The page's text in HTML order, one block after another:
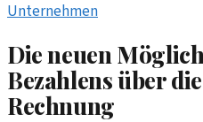
Unternehmen
Die neuen
Bezahlens über
Rechnung